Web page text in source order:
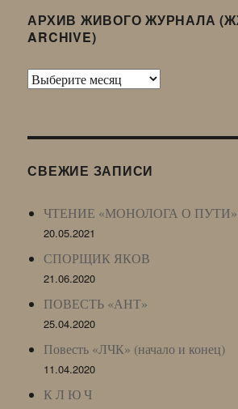
АРХИВ ЖИВОГО ЖУРНАЛА
ARCHIVE)
Архив
LJ
СВЕЖИЕ ЗАПИСИ
ЧТЕНИЕ «МОНОЛОГА О ПУТИ»
20.05.2021
СПОРЩИК ЯКОВ
21.06.2020
ПОВЕСТЬ «АНТ»
25.04.2020
Повесть «ЛЧК» (начало и конец)
11.04.2020
К Л Ю Ч